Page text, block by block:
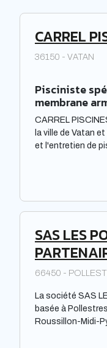
CARREL
36150 - VATAN
Pisciniste
membrane
CARREL
la ville de Vatan
et l'entretien de
elle offre des
disposition de
SAS LES
66450 -
La société SAS
basée à
Roussillon-Midi-